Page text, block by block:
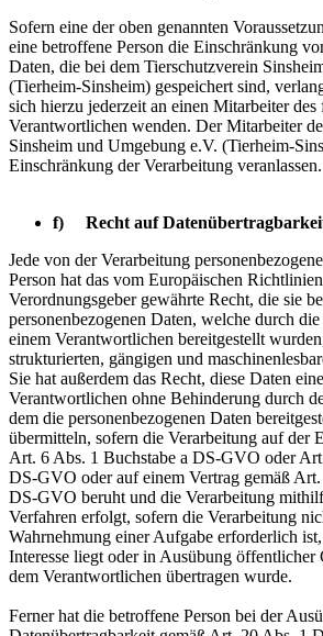
Sofern eine der oben genannten
eine betroffene Person die Einschränkung
Daten, die bei dem Tierschutzverein
(Tierheim-Sinsheim) gespeichert sind,
sich hierzu jederzeit an einen Mitarbeiter
Verantwortlichen wenden. Der Mitarbeiter
Sinsheim und Umgebung e.V. (Tierheim-
Einschränkung der Verarbeitung veranlassen.
f) Recht auf
Jede von der Verarbeitung
Person hat das vom Europäischen
Verordnungsgeber gewährte Recht, die sie
personenbezogenen Daten, welche durch
einem Verantwortlichen bereitgestellt
strukturierten, gängigen und
Sie hat außerdem das Recht, diese Daten
Verantwortlichen ohne Behinderung durch
dem die personenbezogenen Daten
übermitteln, sofern die Verarbeitung auf der
Art. 6 Abs. 1 Buchstabe a DS-GVO oder
DS-GVO oder auf einem Vertrag gemäß
DS-GVO beruht und die Verarbeitung
Verfahren erfolgt, sofern die Verarbeitung
Wahrnehmung einer Aufgabe erforderlich
Interesse liegt oder in Ausübung
dem Verantwortlichen übertragen wurde.
Ferner hat die betroffene Person bei der